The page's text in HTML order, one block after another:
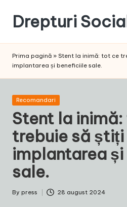
content
Drepturi
Sociale:
Schimbarea
Noastră!
Prima pagină » Stent la inimă: tot ce
implantarea și beneficiile sale.
Posted
Recomandari
Stent la
trebuie să
implantarea
sale.
Posted
By press 28 august 2024